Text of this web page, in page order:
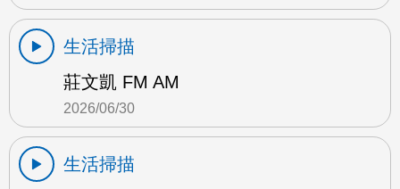
生活掃描
莊文凱 FM AM
2026/06/30
生活掃描